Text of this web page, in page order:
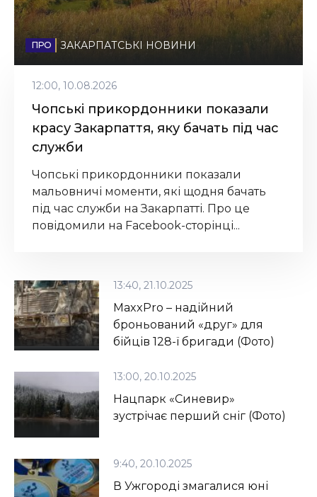
22:30, 02.09.2025
Депутата Закарпатської
облради підозрюваний у
17:30, 13.07.2025
Від держслужбовиці до
ЗАКАРПАТСЬКІ НОВИНИ
12:00, 10.08.2026
Чопські прикордонники показали
красу Закарпаття, яку бачать під час
служби
Чопські прикордонники показали
мальовничі моменти, які щодня бачать
під час служби на Закарпатті. Про це
повідомили на Facebook-сторінці...
13:40, 21.10.2025
MaxxPro – надійний
броньований «друг» для
бійців 128-ї бригади (Фото)
13:00, 20.10.2025
Нацпарк «Синевир»
зустрічає перший сніг (Фото)
9:40, 20.10.2025
В Ужгороді змагалися юні